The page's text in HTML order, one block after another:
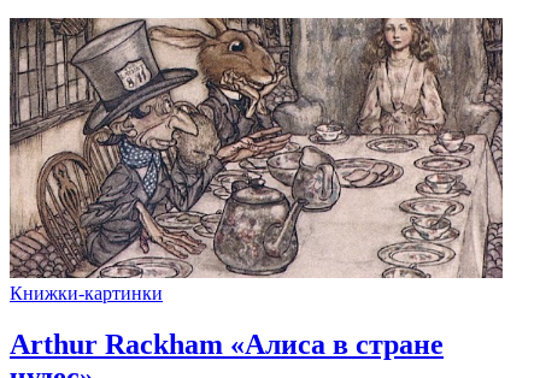
Книжки-картинки
Arthur Rackham «Алиса в стране